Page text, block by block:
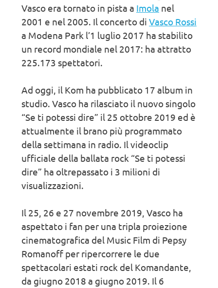
Vasco era tornato in pista a Imola nel
2001 e nel 2005. Il concerto di Vasco Rossi
a Modena Park l’1 luglio 2017 ha stabilito
un record mondiale nel 2017: ha attratto
225.173 spettatori.
Ad oggi, il Kom ha pubblicato 17 album in
studio. Vasco ha rilasciato il nuovo singolo
“Se ti potessi dire” il 25 ottobre 2019 ed è
attualmente il brano più programmato
della settimana in radio. Il videoclip
ufficiale della ballata rock “Se ti potessi
dire” ha oltrepassato i 3 milioni di
visualizzazioni.
Il 25, 26 e 27 novembre 2019, Vasco ha
aspettato i fan per una tripla proiezione
cinematografica del Music Film di Pepsy
Romanoff per ripercorrere le due
spettacolari estati rock del Komandante,
da giugno 2018 a giugno 2019. Il 6